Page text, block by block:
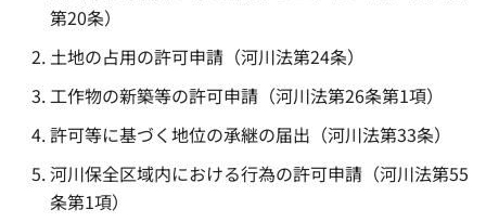
第20条）
土地の占用の許可申請（河川法第24条）
工作物の新築等の許可申請（河川法第26条第1項）
許可等に基づく地位の承継の届出（河川法第33条）
河川保全区域内における行為の許可申請（河川法第55
条第1項）